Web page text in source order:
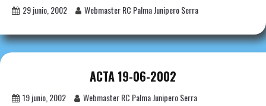
29 junio, 2002 Webmaster RC Palma Junipero Serra
ACTA 19-06-2002
19 junio, 2002 Webmaster RC Palma Junipero Serra